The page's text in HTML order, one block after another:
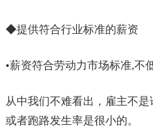
◆提供符合行业标准的薪资
•薪资符合劳动力市场标准,不
从中我们不难看出，雇主不
或者跑路发生率是很小的。